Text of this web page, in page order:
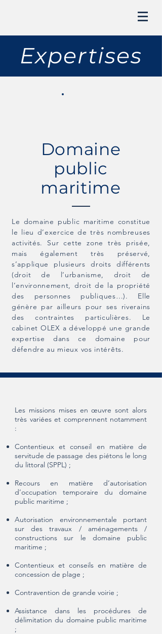
Expertises
Domaine
public
maritime
Le domaine public maritime constitue
le lieu d’exercice de très nombreuses
activités. Sur cette zone très prisée,
mais également très préservé,
s’applique plusieurs droits différents
(droit de l’urbanisme, droit de
l’environnement, droit de la propriété
des personnes publiques…). Elle
génère par ailleurs pour ses riverains
des contraintes particulières. Le
cabinet OLEX a développé une grande
expertise dans ce domaine pour
défendre au mieux vos intérêts.
Les missions mises en œuvre sont alors
très variées et comprennent notamment
:
Contentieux et conseil en matière de
servitude de passage des piétons le long
du littoral (SPPL) ;
Recours en matière d’autorisation
d’occupation temporaire du domaine
public maritime ;
Autorisation environnementale portant
sur des travaux / aménagements /
constructions sur le domaine public
maritime ;
Contentieux et conseils en matière de
concession de plage ;
Contravention de grande voirie ;
Assistance dans les procédures de
délimitation du domaine public maritime
;